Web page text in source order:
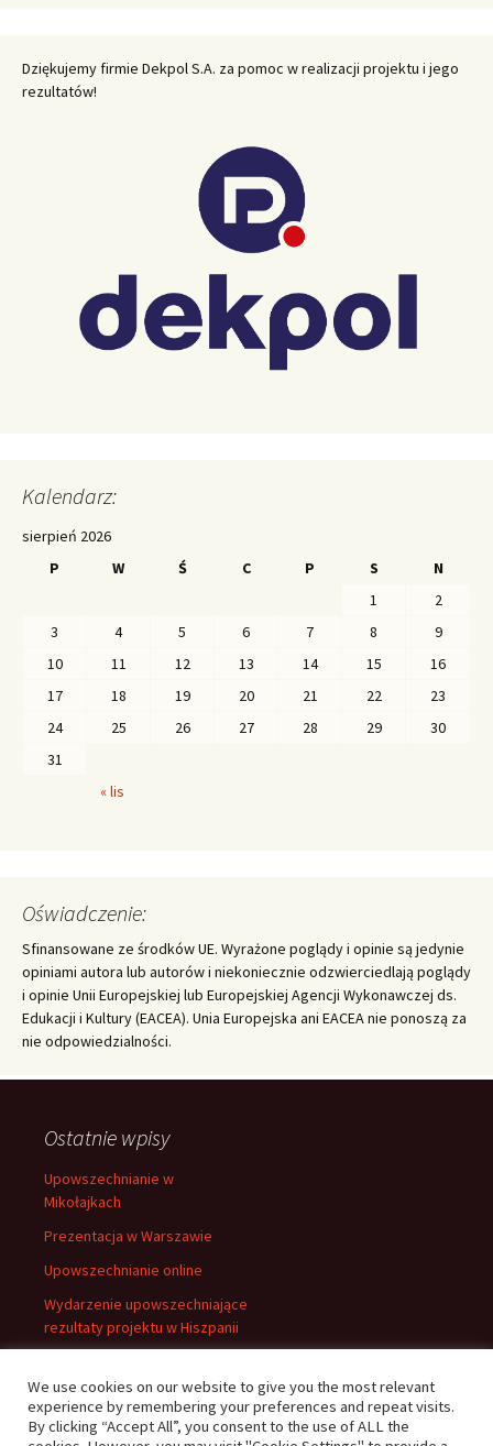
Dziękujemy firmie Dekpol S.A. za pomoc w realizacji projektu i jego
rezultatów!
Kalendarz:
sierpień 2026
P
W Ś C P S
N
1
2
3
4 5 6 7 8
9
10
11 12 13 14 15
16
17
18 19 20 21 22
23
24
25 26 27 28 29
30
31
« lis
Oświadczenie:
Sfinansowane ze środków UE. Wyrażone poglądy i opinie są jedynie
opiniami autora lub autorów i niekoniecznie odzwierciedlają poglądy
i opinie Unii Europejskiej lub Europejskiej Agencji Wykonawczej ds.
Edukacji i Kultury (EACEA). Unia Europejska ani EACEA nie ponoszą za
nie odpowiedzialności.
Ostatnie wpisy
Upowszechnianie w
Mikołajkach
Prezentacja w Warszawie
Upowszechnianie online
Wydarzenie upowszechniające
rezultaty projektu w Hiszpanii
We use cookies on our website to give you the most relevant
experience by remembering your preferences and repeat visits.
By clicking “Accept All”, you consent to the use of ALL the